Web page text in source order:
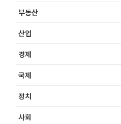
부동산
산업
경제
국제
정치
사회